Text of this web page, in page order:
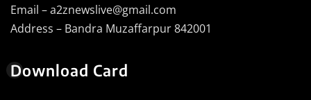
Email – a2znewslive@gmail.com
Address – Bandra Muzaffarpur 842001
Download Card